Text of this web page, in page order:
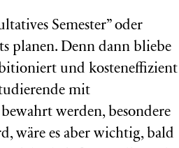
Semester” oder
planen. Denn dann bliebe
und kosteneffizient
mit
werden, besondere
wäre es aber wichtig, bald